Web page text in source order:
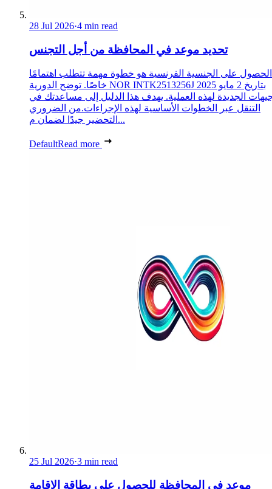
28 Jul 2026·4 min read
تحديد موعد في المحافظة من أجل التجنس
الحصول على الجنسية الفرنسية هو خطوة مهمة تتطلب اهتمامًا
خاصًا. توضح الدورية NOR INTK2513256J بتاريخ 2 مايو 2025
الجديدة لهذه العملية. يهدف هذا الدليل إلى مساعدتك في
التنقل عبر الخطوات الأساسية لهذه الإجراءات.من الضروري
التحضير جيدًا لضمان م...
DefaultRead more
25 Jul 2026·3 min read
موعد في المحافظة للحصول على بطاقة الإقامة